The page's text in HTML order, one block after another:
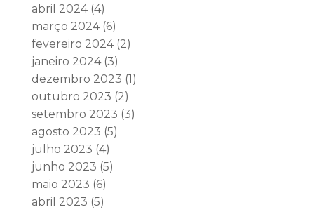
abril 2024(4)
março 2024(6)
fevereiro 2024(2)
janeiro 2024(3)
dezembro 2023 (1)
outubro 2023 (2)
setembro 2023 (3)
agosto 2023 (5)
julho 2023 (4)
junho 2023 (5)
maio 2023 (6)
abril 2023 (5)